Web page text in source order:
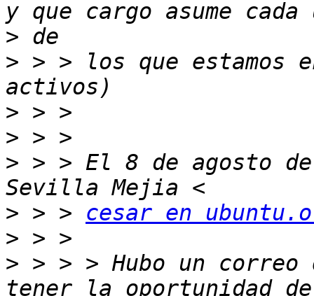
>
> > > los que estamos
>
>
> > > El 8 de agosto
> > > cesar en
>
> > > > Hubo un correo